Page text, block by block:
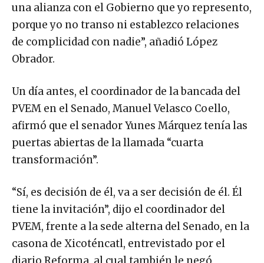
una alianza con el Gobierno que yo represento,
porque yo no transo ni establezco relaciones
de complicidad con nadie”, añadió López
Obrador.
Un día antes, el coordinador de la bancada del
PVEM en el Senado, Manuel Velasco Coello,
afirmó que el senador Yunes Márquez tenía las
puertas abiertas de la llamada “cuarta
transformación”.
“Sí, es decisión de él, va a ser decisión de él. Él
tiene la invitación”, dijo el coordinador del
PVEM, frente a la sede alterna del Senado, en la
casona de Xicoténcatl, entrevistado por el
diario Reforma, al cual también le negó